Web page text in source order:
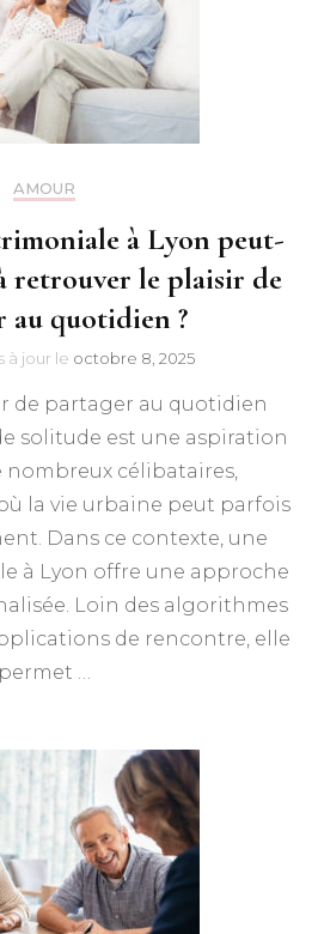
AMOUR
à Lyon peut-
retrouver le plaisir de
au quotidien ?
à jour le octobre 8, 2025
de partager au quotidien
solitude est une aspiration
nombreux célibataires,
la vie urbaine peut parfois
Dans ce contexte, une
à Lyon offre une approche
Loin des algorithmes
de rencontre, elle
permet …